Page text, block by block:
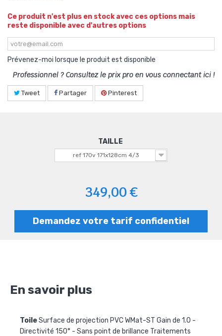
Ce produit n'est plus en stock avec ces options mais
reste disponible avec d'autres options
Prévenez-moi lorsque le produit est disponible
Professionnel ? Consultez le prix pro en vous connectant ici !
Tweet Partager Pinterest
TAILLE
ref 170v 171x128cm 4/3
349,00 €
Demandez votre tarif confidentiel
En savoir plus
ToileSurface de projection PVC WMat-ST Gain de 1.0 -
Directivité 150° - Sans point de brillance Traitements